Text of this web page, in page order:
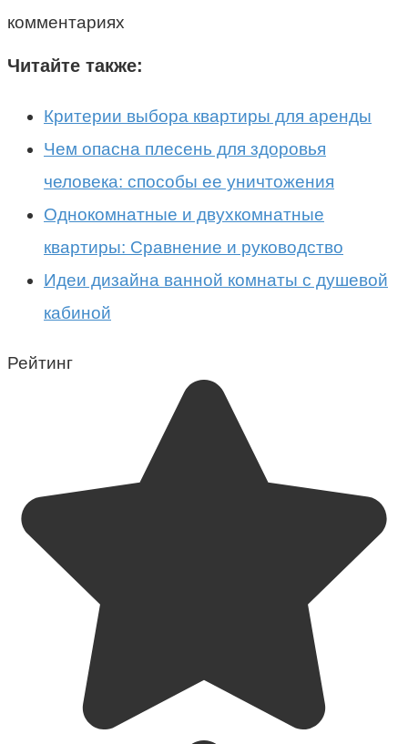
комментариях
Читайте также:
Критерии выбора квартиры для аренды
Чем опасна плесень для здоровья
человека: способы ее уничтожения
Однокомнатные и двухкомнатные
квартиры: Сравнение и руководство
Идеи дизайна ванной комнаты с душевой
кабиной
Рейтинг